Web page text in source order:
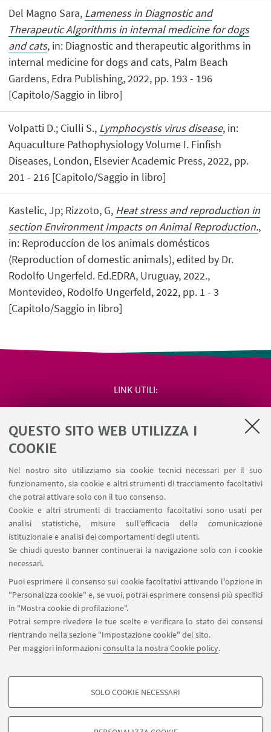
QUESTO SITO WEB UTILIZZA I
COOKIE
Nel nostro sito utilizziamo sia cookie tecnici necessari per il suo
funzionamento, sia cookie e altri strumenti di tracciamento facoltativi
che potrai attivare solo con il tuo consenso.
Cookie e altri strumenti di tracciamento facoltativi sono usati per
analisi statistiche, misure sull'efficacia della comunicazione
istituzionale e analisi dei comportamenti degli utenti.
Se chiudi questo banner continuerai la navigazione solo con i cookie
necessari.
Puoi esprimere il consenso sui cookie facoltativi attivando l'opzione in
"Personalizza cookie" e, se vuoi, potrai esprimere consensi più specifici
in "Mostra cookie di profilazione".
Potrai sempre rivedere le tue scelte e verificare lo stato dei consensi
rientrando nella sezione "Impostazione cookie" del sito.
Per maggiori informazioniconsulta la nostra Cookie policy.
COOKIE DI PROFILAZIONE - FACOLTATIVI
SOLO COOKIE NECESSARI
Del Magno Sara, Lameness in Diagnostic and
Therapeutic Algorithms in internal medicine for dogs
and cats, in: Diagnostic and therapeutic algorithms in
internal medicine for dogs and cats, Palm Beach
Gardens, Edra Publishing, 2022, pp. 193 - 196
[Capitolo/Saggio in libro]
Volpatti D.; Ciulli S., Lymphocystis virus disease, in:
Aquaculture Pathophysiology Volume I. Finfish
Diseases, London, Elsevier Academic Press, 2022, pp.
201 - 216 [Capitolo/Saggio in libro]
Kastelic, Jp; Rizzoto, G, Heat stress and reproduction in
section Environment Impacts on Animal Reproduction.,
in: Reproduccíon de los animals domésticos
(Reproduction of domestic animals), edited by Dr.
Rodolfo Ungerfeld. Ed.EDRA, Uruguay, 2022.,
Montevideo, Rodolfo Ungerfeld, 2022, pp. 1 - 3
[Capitolo/Saggio in libro]
LINK UTILI
Salute e sicurezza
Missioni web
Ministero della Salute – EFSA Focal Point
SEGUI IL DIPARTIMENTO SU:
SEGUI UNIBO SU:
APP:
©Copyright 2026 - ALMA MATER STUDIORUM - Università di